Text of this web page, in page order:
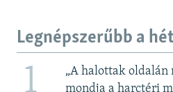
Legnépszerűbb a
1
„A halottak oldalán
mondja a harctéri